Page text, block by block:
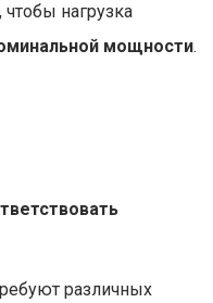
чтобы нагрузка
мощности.
различных